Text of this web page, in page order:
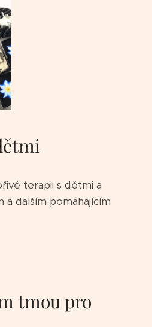
terapii s dětmi a
dalším pomáhajícím
tmou pro